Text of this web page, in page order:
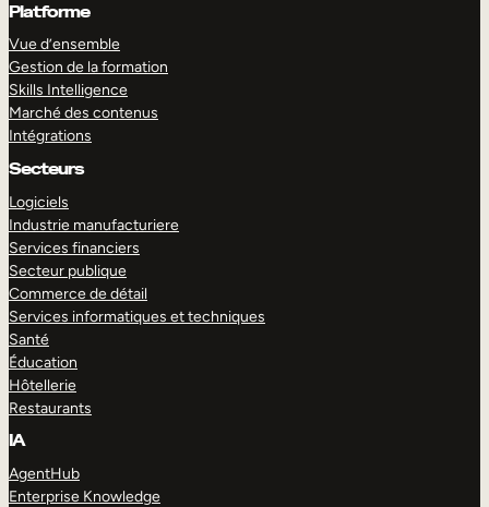
Platforme
Vue d’ensemble
Gestion de la formation
Skills Intelligence
Marché des contenus
Intégrations
Secteurs
Logiciels
Industrie manufacturiere
Services financiers
Secteur publique
Commerce de détail
Services informatiques et techniques
Santé
Éducation
Hôtellerie
Restaurants
IA
AgentHub
Enterprise Knowledge